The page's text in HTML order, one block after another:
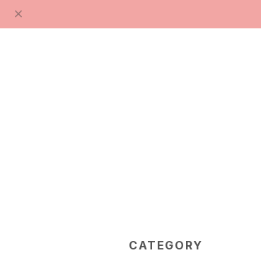
CATEGORY